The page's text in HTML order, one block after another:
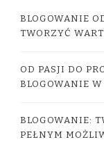
BLOGOWANIE
TWORZYĆ
OD PASJI DO
BLOGOWANIE
BLOGOWANIE:
PEŁNYM